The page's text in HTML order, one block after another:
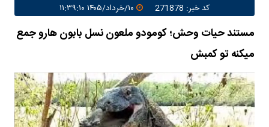
کد خبر: 271878
مستند حیات وحش؛ کومودو ملعون نسل بابون هارو جمع
میکنه تو کمبش